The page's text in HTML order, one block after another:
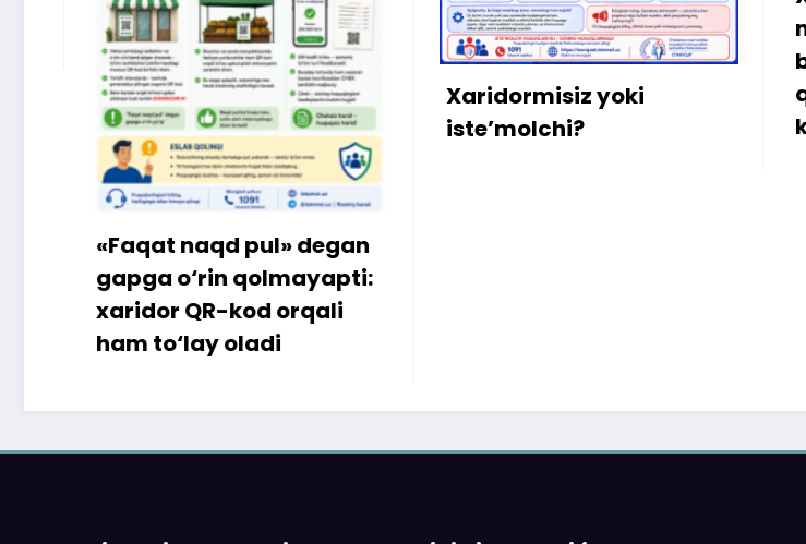
Xaridormisiz yoki
iste’molchi?
mulkdoridan «meros»
bo‘lib o‘tgan
qarzdorlikka aniqlik
kiritildi
O‘zbekiston iste’molchilar huquqlarini himoya qilish
jamiyatlari federatsiyasi Farg‘ona viloyat hududiy
Farg‘ona shahri, B.Marg‘inoniy ko‘chasi 77-uy